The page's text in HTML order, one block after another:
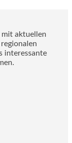
mit aktuellen
interessante